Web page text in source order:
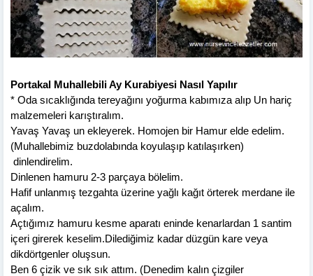
Portakal Muhallebili Ay Kurabiyesi Nasıl Yapılır
* Oda sıcaklığında tereyağını yoğurma kabımıza alıp Un hariç
malzemeleri karıştıralım.
Yavaş Yavaş un ekleyerek. Homojen bir Hamur elde edelim.
(Muhallebimiz buzdolabında koyulaşıp katılaşırken)
dinlendirelim.
Dinlenen hamuru 2-3 parçaya bölelim.
Hafif unlanmış tezgahta üzerine yağlı kağıt örterek merdane ile
açalım.
Açtığımız hamuru kesme aparatı eninde kenarlardan 1 santim
içeri girerek keselim.Dilediğimiz kadar düzgün kare veya
dikdörtgenler oluşsun.
Ben 6 çizik ve sık sık attım. (Denedim kalın çizgiler